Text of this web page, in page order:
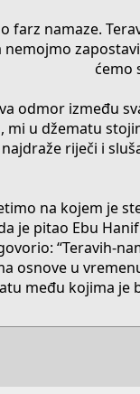
farz namaze.
ćemo
odmor između
mi u džematu
riječi i
na kojem je
je pitao Ebu
“Teravih-
osnove u
među kojima